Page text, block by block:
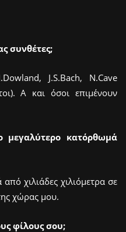
συνθέτες;
J.S.Bach, N.Cave
Α και όσοι επιμένουν
μεγαλύτερο κατόρθωμά
χιλιάδες χιλιόμετρα σε
χώρας μου.
φίλους σου;